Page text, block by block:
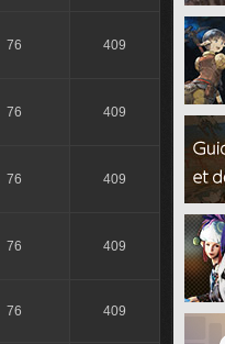
76 409
76 409
76 409
76 409
76 409